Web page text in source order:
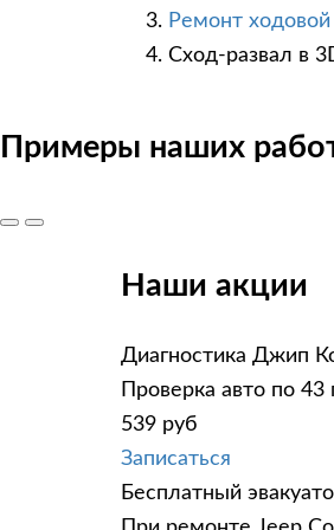
Ремонт ходовой
Сход-развал в
Примеры наших
Наши акции
Диагностика Джип
Проверка авто по
539 руб
Записаться
Бесплатный